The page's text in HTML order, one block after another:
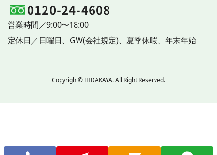
0120-24-4608
営業時間／9:00〜18:00
定休日／日曜日、 GW(会社規定)、 夏季休暇、 年末年始
Copyright© HIDAKAYA. All Right Reserved.